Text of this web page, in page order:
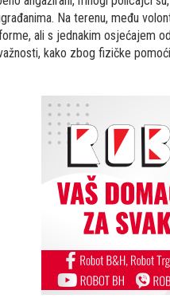
Na terenu, među
ali s jednakim osjećajem
kako zbog fizičke